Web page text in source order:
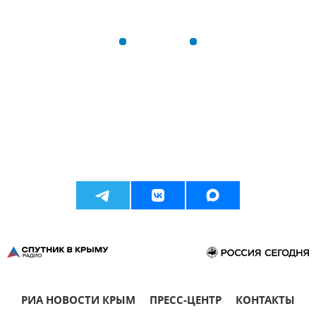
РИА НОВОСТИ КРЫМ ПРЕСС-ЦЕНТР КОНТАКТЫ